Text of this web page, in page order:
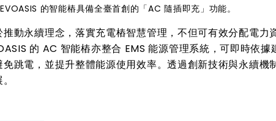
的智能樁具備全臺首創的「AC 隨插即充」功能。
動永續理念，落實充電樁智慧管理，不但可有效分配電力
的 AC 智能樁亦整合 EMS 能源管理系統，可即時依據
跳電，並提升整體能源使用效率。透過創新技術與永續機